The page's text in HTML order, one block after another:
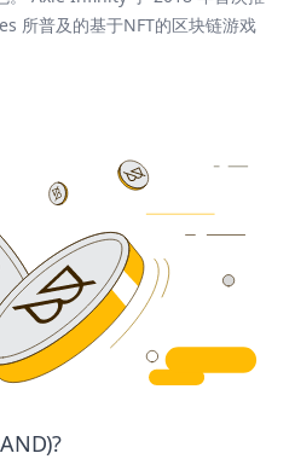
所普及的基于NFT的区块链游戏